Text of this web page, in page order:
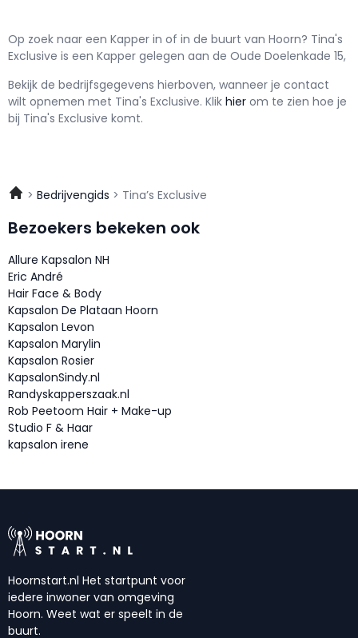
Op zoek naar een Kapper in of in de buurt van Hoorn? Tina's
Exclusive is een Kapper gelegen aan de Oude Doelenkade 15,
Bekijk de bedrijfsgegevens hierboven, wanneer je contact
wilt opnemen met Tina's Exclusive. Klik hier om te zien hoe je
bij Tina's Exclusive komt.
Bedrijvengids Tina’s Exclusive
Bezoekers bekeken ook
Allure Kapsalon NH
Eric André
Hair Face & Body
Kapsalon De Plataan Hoorn
Kapsalon Levon
Kapsalon Marylin
Kapsalon Rosier
KapsalonSindy.nl
Randyskapperszaak.nl
Rob Peetoom Hair + Make-up
Studio F & Haar
kapsalon irene
Hoornstart.nl Het startpunt voor
iedere inwoner van omgeving
Hoorn. Weet wat er speelt in de
buurt.